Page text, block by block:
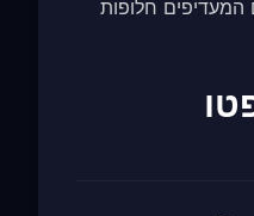
חלופות